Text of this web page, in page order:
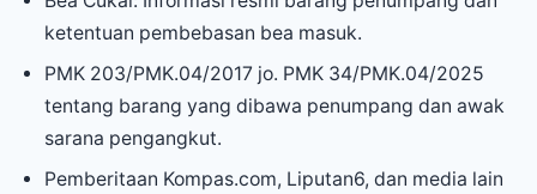
ketentuan pembebasan bea masuk.
PMK 203/PMK.04/2017 jo. PMK 34/PMK.04/2025
tentang barang yang dibawa penumpang dan awak
sarana pengangkut.
Pemberitaan Kompas.com, Liputan6, dan media lain